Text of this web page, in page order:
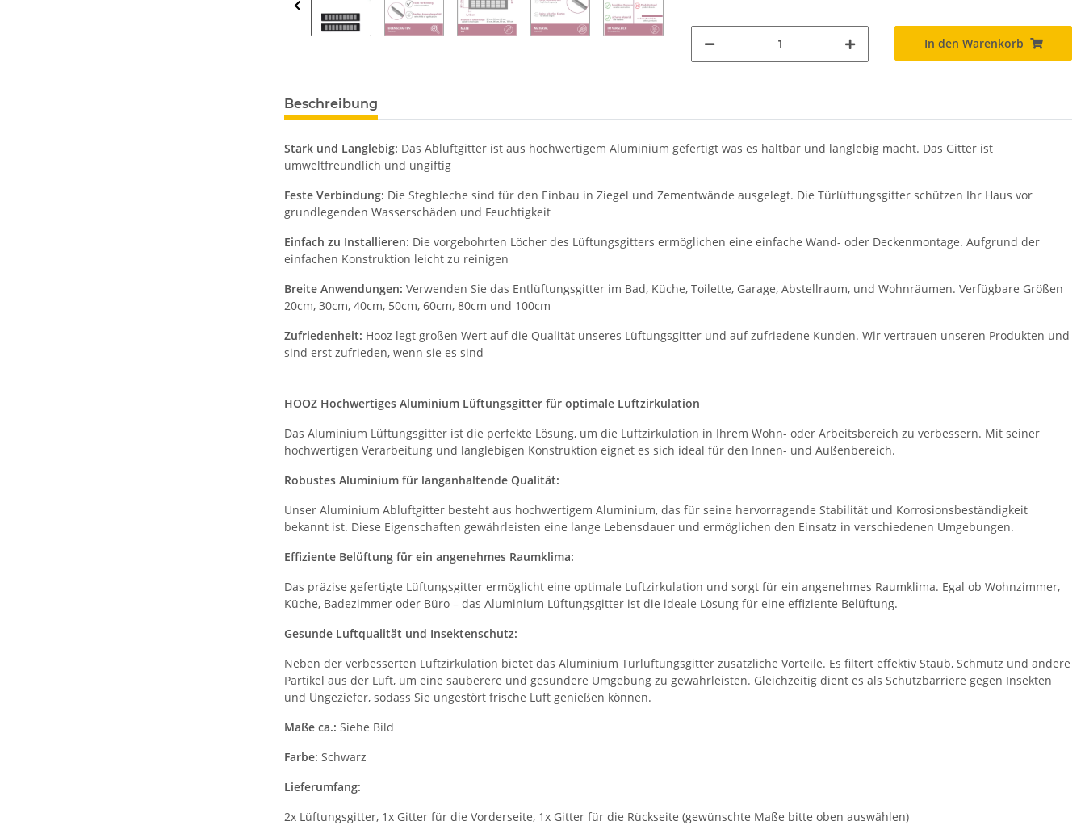
In den Warenkorb
Beschreibung
Stark und Langlebig: Das Abluftgitter ist aus hochwertigem Aluminium gefertigt was es haltbar und langlebig macht. Das Gitter ist
umweltfreundlich und ungiftig
Feste Verbindung: Die Stegbleche sind für den Einbau in Ziegel und Zementwände ausgelegt. Die Türlüftungsgitter schützen Ihr Haus vor
grundlegenden Wasserschäden und Feuchtigkeit
Einfach zu Installieren: Die vorgebohrten Löcher des Lüftungsgitters ermöglichen eine einfache Wand- oder Deckenmontage. Aufgrund der
einfachen Konstruktion leicht zu reinigen
Breite Anwendungen: Verwenden Sie das Entlüftungsgitter im Bad, Küche, Toilette, Garage, Abstellraum, und Wohnräumen. Verfügbare Größen
20cm, 30cm, 40cm, 50cm, 60cm, 80cm und 100cm
Zufriedenheit: Hooz legt großen Wert auf die Qualität unseres Lüftungsgitter und auf zufriedene Kunden. Wir vertrauen unseren Produkten und
sind erst zufrieden, wenn sie es sind
HOOZ Hochwertiges Aluminium Lüftungsgitter für optimale Luftzirkulation
Das Aluminium Lüftungsgitter ist die perfekte Lösung, um die Luftzirkulation in Ihrem Wohn- oder Arbeitsbereich zu verbessern. Mit seiner
hochwertigen Verarbeitung und langlebigen Konstruktion eignet es sich ideal für den Innen- und Außenbereich.
Robustes Aluminium für langanhaltende Qualität:
Unser Aluminium Abluftgitter besteht aus hochwertigem Aluminium, das für seine hervorragende Stabilität und Korrosionsbeständigkeit
bekannt ist. Diese Eigenschaften gewährleisten eine lange Lebensdauer und ermöglichen den Einsatz in verschiedenen Umgebungen.
Effiziente Belüftung für ein angenehmes Raumklima:
Das präzise gefertigte Lüftungsgitter ermöglicht eine optimale Luftzirkulation und sorgt für ein angenehmes Raumklima. Egal ob Wohnzimmer,
Küche, Badezimmer oder Büro – das Aluminium Lüftungsgitter ist die ideale Lösung für eine effiziente Belüftung.
Gesunde Luftqualität und Insektenschutz:
Neben der verbesserten Luftzirkulation bietet das Aluminium Türlüftungsgitter zusätzliche Vorteile. Es filtert effektiv Staub, Schmutz und andere
Partikel aus der Luft, um eine sauberere und gesündere Umgebung zu gewährleisten. Gleichzeitig dient es als Schutzbarriere gegen Insekten
und Ungeziefer, sodass Sie ungestört frische Luft genießen können.
Maße ca.: Siehe Bild
Farbe: Schwarz
Lieferumfang:
2x Lüftungsgitter, 1x Gitter für die Vorderseite, 1x Gitter für die Rückseite (gewünschte Maße bitte oben auswählen)